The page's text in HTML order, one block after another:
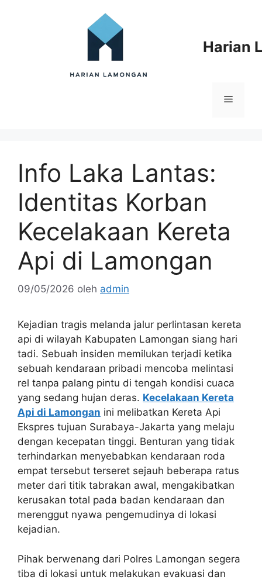
Harian
Menu
Info Laka Lantas:
Identitas Korban
Kecelakaan Kereta
Api di Lamongan
09/05/2026 oleh admin
Kejadian tragis melanda jalur perlintasan kereta
api di wilayah Kabupaten Lamongan siang hari
tadi. Sebuah insiden memilukan terjadi ketika
sebuah kendaraan pribadi mencoba melintasi
rel tanpa palang pintu di tengah kondisi cuaca
yang sedang hujan deras. Kecelakaan Kereta
Api di Lamongan ini melibatkan Kereta Api
Ekspres tujuan Surabaya-Jakarta yang melaju
dengan kecepatan tinggi. Benturan yang tidak
terhindarkan menyebabkan kendaraan roda
empat tersebut terseret sejauh beberapa ratus
meter dari titik tabrakan awal, mengakibatkan
kerusakan total pada badan kendaraan dan
merenggut nyawa pengemudinya di lokasi
kejadian.
Pihak berwenang dari Polres Lamongan segera
tiba di lokasi untuk melakukan evakuasi dan